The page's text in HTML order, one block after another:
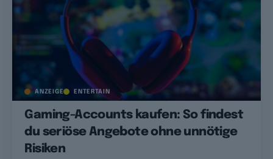
ANZEIGE ENTERTAIN
Gaming-Accounts kaufen: So findest
du seriöse Angebote ohne unnötige
Risiken